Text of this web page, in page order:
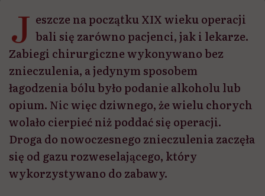
J eszcze na początku XIX wieku operacji
bali się zarówno pacjenci, jak i lekarze.
Zabiegi chirurgiczne wykonywano bez
znieczulenia, a jedynym sposobem
łagodzenia bólu było podanie alkoholu lub
opium. Nic więc dziwnego, że wielu chorych
wolało cierpieć niż poddać się operacji.
Droga do nowoczesnego znieczulenia zaczęła
się od gazu rozweselającego, który
wykorzystywano do zabawy.